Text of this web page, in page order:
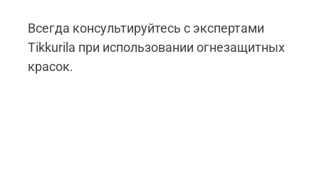
Всегда консультируйтесь с экспертами
Tikkurila при использовании огнезащитных
красок.